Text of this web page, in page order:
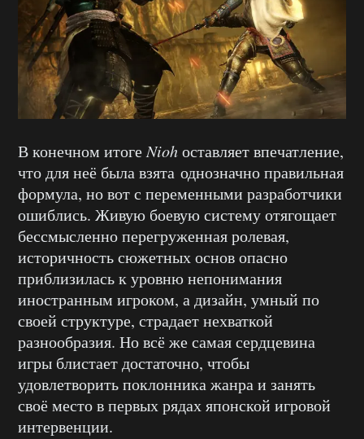
В конечном итогеNiohоставляет впечатление,
что для неё была взята однозначно правильная
формула, но вот с переменными разработчики
ошиблись. Живую боевую систему отягощает
бессмысленно перегруженная ролевая,
историчность сюжетных основ опасно
приблизилась к уровню непонимания
иностранным игроком, а дизайн, умный по
своей структуре, страдает нехваткой
разнообразия. Но всё же самая сердцевина
игры блистает достаточно, чтобы
удовлетворить поклонника жанра и занять
своё место в первых рядах японской игровой
интервенции.